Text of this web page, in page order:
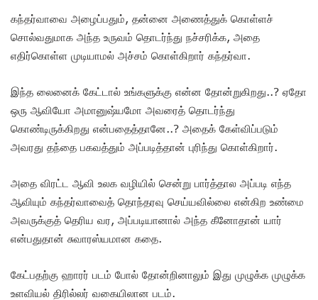
கந்தர்வாவை அழைப்பதும், தன்னை அணைத்துக் கொள்ளச்
சொல்வதுமாக அந்த உருவம் தொடர்ந்து நச்சரிக்க, அதை
எதிர்கொள்ள முடியாமல் அச்சம் கொள்கிறார் கந்தர்வா.
இந்த லைனைக் கேட்டால் உங்களுக்கு என்ன தோன்றுகிறது..? ஏதோ
ஒரு ஆவியோ அமானுஷ்யமோ அவரைத் தொடர்ந்து
கொண்டிருக்கிறது என்பதைத்தானே..? அதைக் கேள்விப்படும்
அவரது தந்தை பகவத்தும் அப்படித்தான் புரிந்து கொள்கிறார்.
அதை விரட்ட ஆவி உலக வழியில் சென்று பார்த்தால அப்படி எந்த
ஆவியும் கந்தர்வாவைத் தொந்தரவு செய்யவில்லை என்கிற உண்மை
அவருக்குத் தெரிய வர, அப்படியானால் அந்த கீனோதான் யார்
என்பதுதான் சுவாரஸ்யமான கதை.
கேட்பதற்கு ஹாரர் படம் போல் தோன்றினாலும் இது முழுக்க முழுக்க
உளவியல் திரில்லர் வகையிலான படம்.